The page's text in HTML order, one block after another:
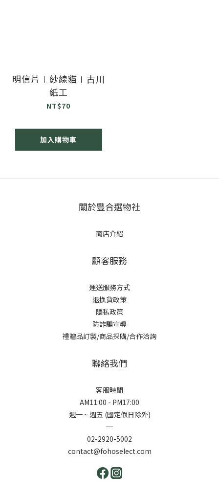
明信片∣紗線貓∣古川
紙工
NT$70
加入購物車
關於豐合選物社
商店介紹
顧客服務
運送服務方式
退換貨政策
隱私政策
防詐騙宣導
禮贈品訂製/商品採購/合作洽詢
聯絡我們
客服時間
AM11:00 - PM17:00
週一 ~ 週五 (國定假日除外)
─
02-2920-5002
contact@fohoselect.com